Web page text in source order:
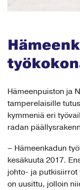
Hämeenpuiston ja
tamperelaisille
kymmeniä eri
radan
– Hämeenkadun
kesäkuuta 2017.
johto- ja
on uusittu, jolloin